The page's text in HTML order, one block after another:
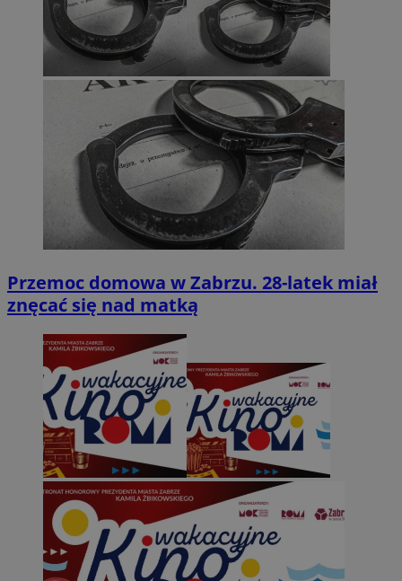
Przemoc domowa w Zabrzu. 28-latek miał
znęcać się nad matką